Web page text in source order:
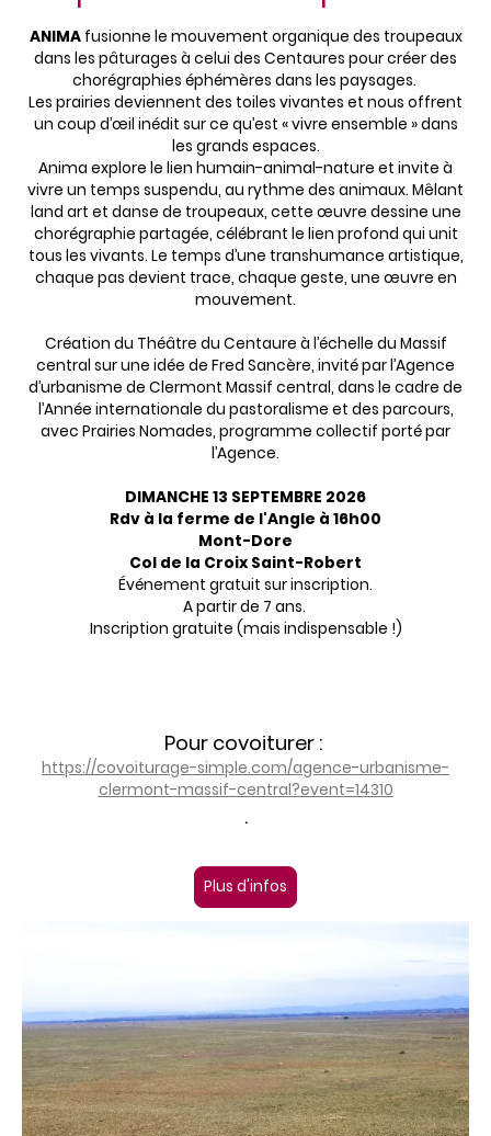
ANIMAfusionne le mouvement organique des troupeaux
dans les pâturages à celui des Centaures pour créer des
chorégraphies éphémères dans les paysages.
Les prairies deviennent des toiles vivantes et nous offrent
un coup d’œil inédit sur ce qu’est « vivre ensemble » dans
les grands espaces.
Anima explore le lien humain-animal-nature et invite à
vivre un temps suspendu, au rythme des animaux. Mêlant
land art et danse de troupeaux, cette œuvre dessine une
chorégraphie partagée, célébrant le lien profond qui unit
tous les vivants. Le temps d’une transhumance artistique,
chaque pas devient trace, chaque geste, une œuvre en
mouvement.
Création du Théâtre du Centaure à l’échelle du Massif
central sur une idée de Fred Sancère, invité par l’Agence
d’urbanisme de Clermont Massif central, dans le cadre de
l’Année internationale du pastoralisme et des parcours,
avec Prairies Nomades, programme collectif porté par
l’Agence.
DIMANCHE 13 SEPTEMBRE 2026
Rdv à la ferme de l'Angle à 16h00
Mont-Dore
Col de la Croix Saint-Robert
Événement gratuit sur inscription.
A partir de 7 ans.
Inscription gratuite (mais indispensable !)
Pour covoiturer :
https://covoiturage-simple.com/agence-urbanisme-
clermont-massif-central?event=14310
.
Plus d'infos